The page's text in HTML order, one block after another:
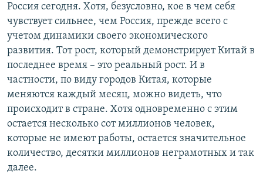
Россия сегодня. Хотя, безусловно, кое в чем себя
чувствует сильнее, чем Россия, прежде всего с
учетом динамики своего экономического
развития. Тот рост, который демонстрирует Китай в
последнее время – это реальный рост. И в
частности, по виду городов Китая, которые
меняются каждый месяц, можно видеть, что
происходит в стране. Хотя одновременно с этим
остается несколько сот миллионов человек,
которые не имеют работы, остается значительное
количество, десятки миллионов неграмотных и так
далее.